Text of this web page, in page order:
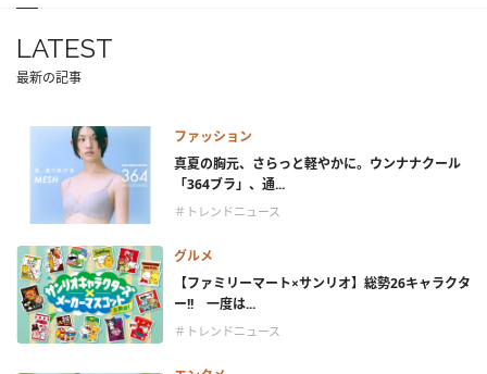
LATEST
最新の記事
ファッション
真夏の胸元、さらっと軽やかに。ウンナナクール
「364ブラ」、通...
＃トレンドニュース
グルメ
【ファミリーマート×サンリオ】総勢26キャラクタ
ー!! 一度は...
＃トレンドニュース